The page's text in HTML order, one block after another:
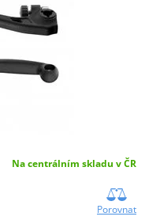
Na centrálním skladu v ČR
Porovnat